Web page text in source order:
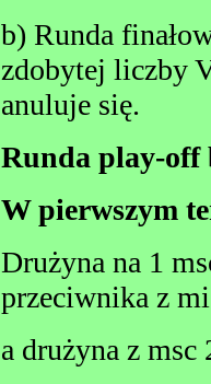
b) Runda
zdobytej liczby
anuluje się.
Runda play-off
W pierwszym
Drużyna na 1
przeciwnika z
a drużyna z msc